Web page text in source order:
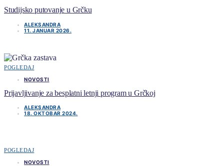
Studijsko putovanje u Grčku
ALEKSANDRA
11. JANUAR 2026.
POGLEDAJ
NOVOSTI
Prijavljivanje za besplatni letnji program u Grčkoj
ALEKSANDRA
18. OKTOBAR 2024.
POGLEDAJ
NOVOSTI